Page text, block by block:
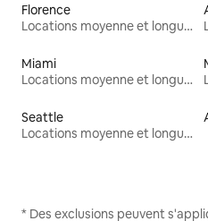
Florence
Locations moyenne et longue durée
Miami
Locations moyenne et longue durée
Seattle
Locations moyenne et longue durée
* Des exclusions peuvent